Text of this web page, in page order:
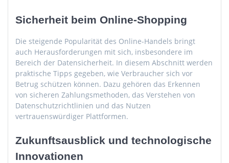
Sicherheit beim Online-Shopping
Die steigende Popularität des Online-Handels bringt
auch Herausforderungen mit sich, insbesondere im
Bereich der Datensicherheit. In diesem Abschnitt werden
praktische Tipps gegeben, wie Verbraucher sich vor
Betrug schützen können. Dazu gehören das Erkennen
von sicheren Zahlungsmethoden, das Verstehen von
Datenschutzrichtlinien und das Nutzen
vertrauenswürdiger Plattformen.
Zukunftsausblick und technologische
Innovationen